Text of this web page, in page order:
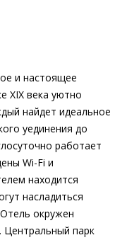
и настоящее
XIX века уютно
найдет идеальное
уединения до
работает
Wi-Fi и
находится
насладиться
окружен
парк